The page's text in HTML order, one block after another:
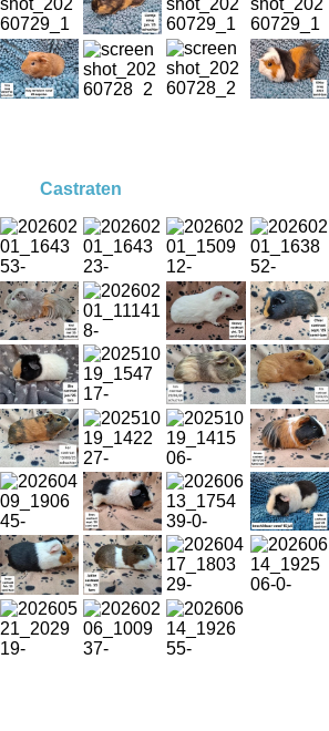
Castraten